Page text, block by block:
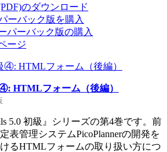
のダウンロード
ーバック版を購入
パーバック版の購入
ージ
HTMLフォーム（後編）
5.0 初級』シリーズの第4巻です。前
表管理システムPicoPlannerの開発を
るHTMLフォームの取り扱い方につ